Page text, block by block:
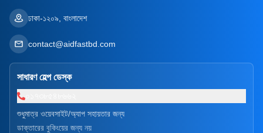
ঢাকা-১২০৯, বাংলাদেশ
contact@aidfastbd.com
সাধারণ হেল্প ডেস্ক
শুধুমাত্র ওয়েবসাইট/অ্যাপ সহায়তার জন্য
ডাক্তারের বুকিংয়ের জন্য নয়